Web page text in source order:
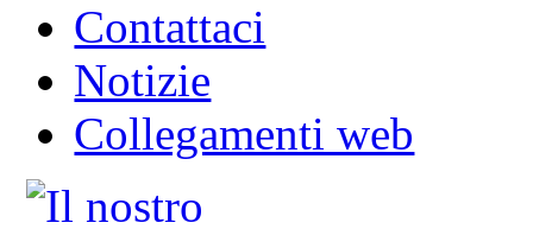
Contattaci
Notizie
Collegamenti web